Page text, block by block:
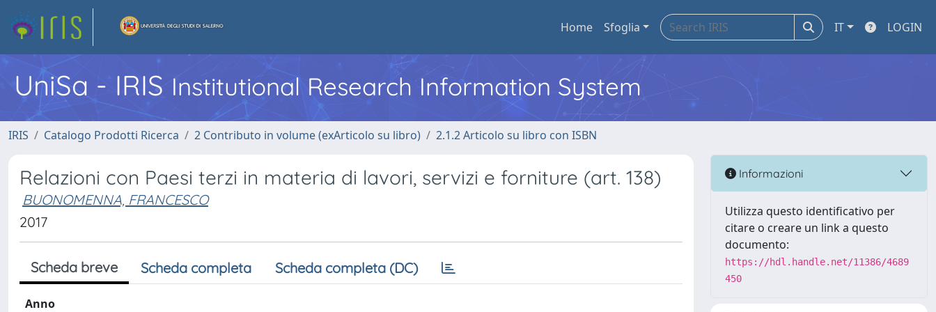
Home Sfoglia IT LOGIN
UniSa - IRIS Institutional Research Information System
IRIS Catalogo Prodotti Ricerca 2 Contributo in volume (exArticolo su libro) 2.1.2 Articolo su libro con ISBN
Relazioni con Paesi terzi in materia di lavori, servizi e forniture (art. 138)
BUONOMENNA, FRANCESCO
2017
Scheda breve Scheda completa Scheda completa (DC)
Anno
Informazioni
Utilizza questo identificativo per
citare o creare un link a questo
documento:
https://hdl.handle.net/11386/4689
450